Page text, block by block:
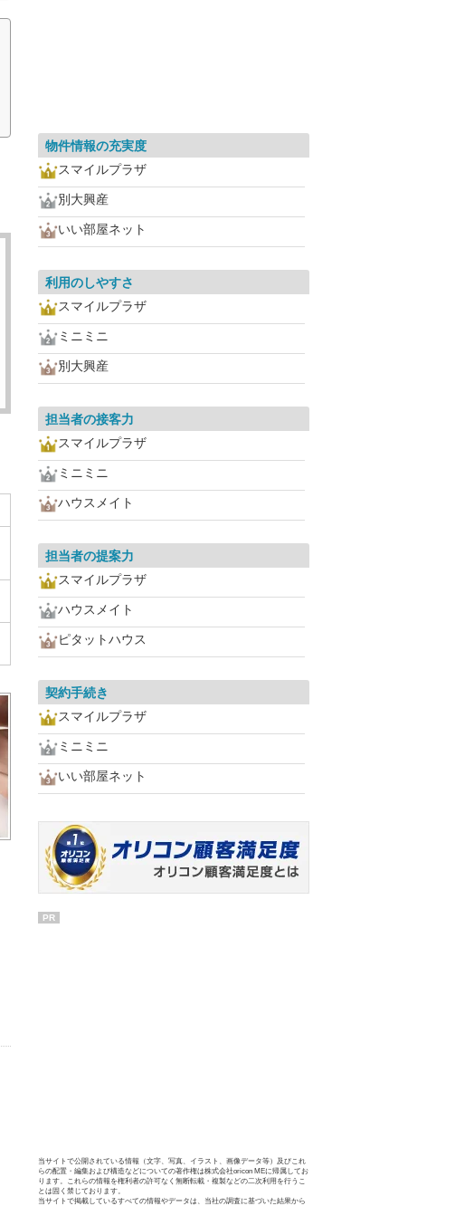
物件情報の充実度
スマイルプラザ
別大興産
いい部屋ネット
利用のしやすさ
スマイルプラザ
ミニミニ
別大興産
担当者の接客力
スマイルプラザ
ミニミニ
ハウスメイト
担当者の提案力
スマイルプラザ
ハウスメイト
ピタットハウス
契約手続き
スマイルプラザ
ミニミニ
いい部屋ネット
PR
当サイトで公開されている情報（文字、写真、イラスト、画像データ等）及びこれ
らの配置・編集および構造などについての著作権は株式会社oricon MEに帰属してお
ります。これらの情報を権利者の許可なく無断転載・複製などの二次利用を行うこ
とは固く禁じております。
当サイトで掲載しているすべての情報やデータは、当社の調査に基づいた結果から